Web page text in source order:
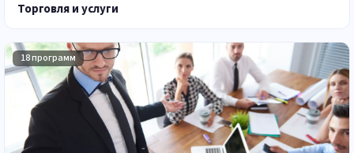
Торговля и услуги
18 программ